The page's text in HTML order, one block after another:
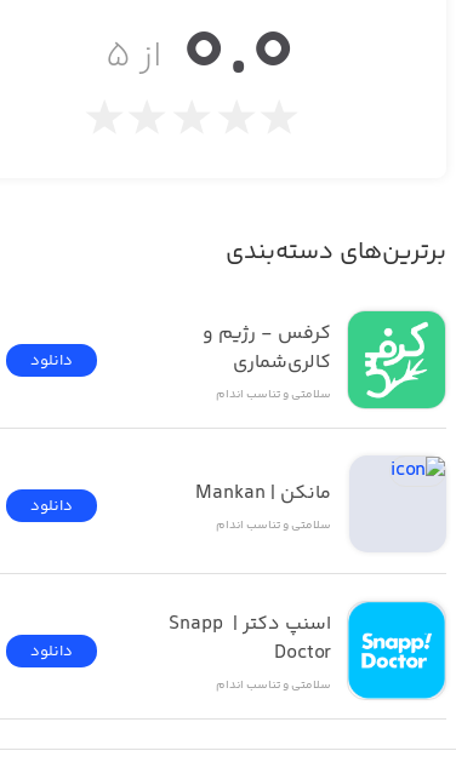
· مجهز به حالت تاریک (Dark Mode)
· امکان تنظیم زنگ هشدار یا شمارشگر (تایمر) خواب
از ۵ 0.0
برترین‌های دسته‌بندی
کالری‌شماری
سلامتی و تناسب اندام
دانلود
مانکن |‌ Mankan
سلامتی و تناسب اندام
دانلود
اسنپ دکتر | Snapp
Doctor
سلامتی و تناسب اندام
دانلود